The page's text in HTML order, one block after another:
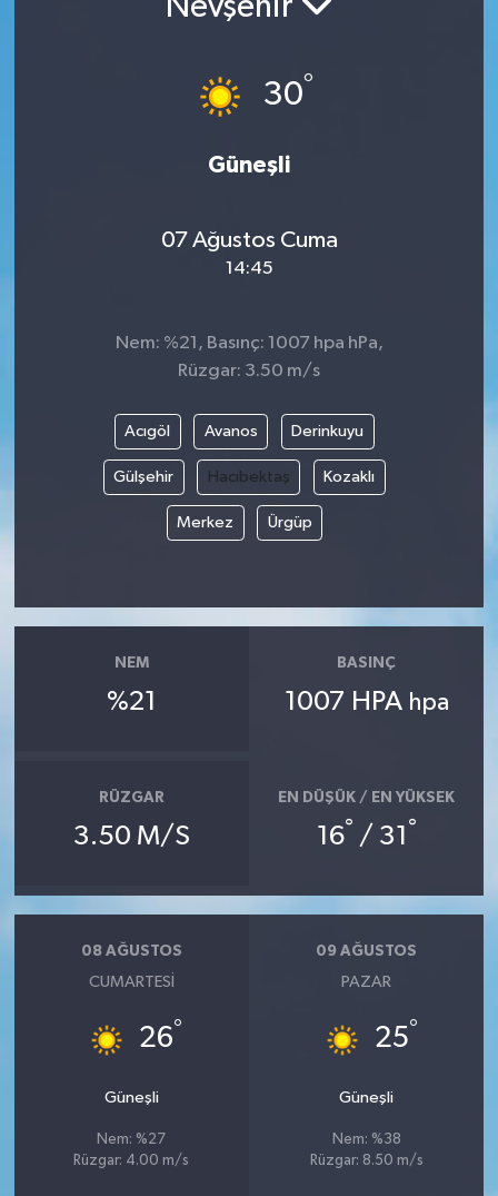
Nevşehir
30°
Güneşli
07 Ağustos Cuma
14:45
Nem: %21, Basınç: 1007 hpa hPa,
Rüzgar: 3.50 m/s
Acıgöl Avanos Derinkuyu
Gülşehir Hacıbektaş Kozaklı
Merkez Ürgüp
NEM
%21
BASINÇ
1007 HPA hpa
RÜZGAR
3.50 M/S
EN DÜŞÜK / EN YÜKSEK
16° / 31 °
08 AĞUSTOS
CUMARTESI
26°
Güneşli
Nem: %27
Rüzgar: 4.00 m/s
09 AĞUSTOS
PAZAR
25°
Güneşli
Nem: %38
Rüzgar: 8.50 m/s